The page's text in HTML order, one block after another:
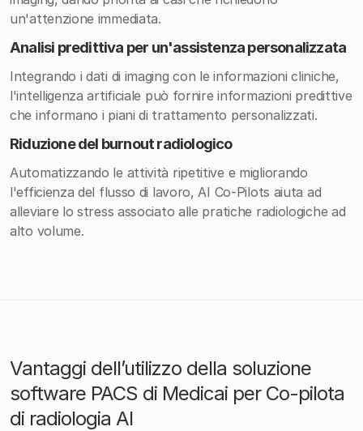
un'attenzione immediata.
Analisi predittiva per un'assistenza personalizzata
Integrando i dati di imaging con le informazioni cliniche,
l'intelligenza artificiale può fornire informazioni predittive
che informano i piani di trattamento personalizzati.
Riduzione del burnout radiologico
Automatizzando le attività ripetitive e migliorando
l'efficienza del flusso di lavoro, AI Co-Pilots aiuta ad
alleviare lo stress associato alle pratiche radiologiche ad
alto volume.
Vantaggi dell’utilizzo della soluzione
software PACS di Medicai per Co-pilota
di radiologia AI